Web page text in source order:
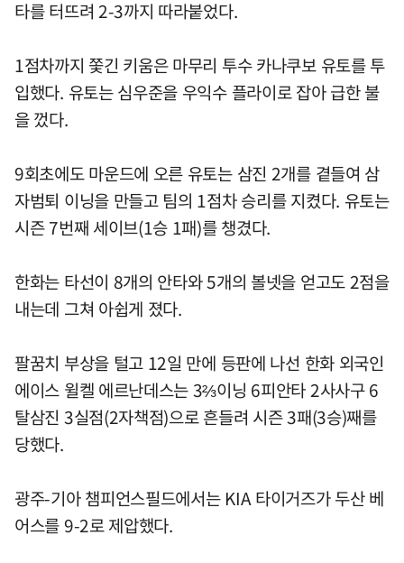
타를 터뜨려 2-3까지 따라붙었다.
1점차까지 쫓긴 키움은 마무리 투수 카나쿠보 유토를 투
입했다. 유토는 심우준을 우익수 플라이로 잡아 급한 불
을 껐다.
9회초에도 마운드에 오른 유토는 삼진 2개를 곁들여 삼
자범퇴 이닝을 만들고 팀의 1점차 승리를 지켰다. 유토는
시즌 7번째 세이브(1승 1패)를 챙겼다.
한화는 타선이 8개의 안타와 5개의 볼넷을 얻고도 2점을
내는데 그쳐 아쉽게 졌다.
팔꿈치 부상을 털고 12일 만에 등판에 나선 한화 외국인
에이스 윌켈 에르난데스는 3⅔이닝 6피안타 2사사구 6
탈삼진 3실점(2자책점)으로 흔들려 시즌 3패(3승)째를
당했다.
광주-기아 챔피언스필드에서는 KIA 타이거즈가 두산 베
어스를 9-2로 제압했다.